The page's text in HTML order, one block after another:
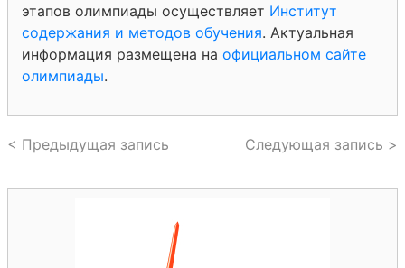
этапов олимпиады осуществляет Институт
содержания и методов обучения. Актуальная
информация размещена на официальном сайте
олимпиады.
< Предыдущая запись Следующая запись >